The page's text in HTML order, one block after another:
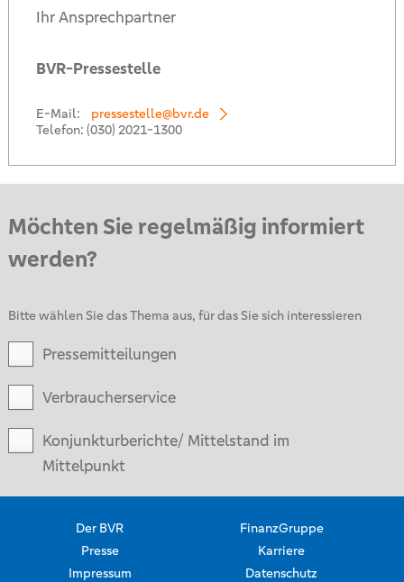
Ihr Ansprechpartner
BVR-Pressestelle
E-Mail:
pressestelle@bvr.de
Telefon: (030) 2021-1300
Möchten Sie regelmäßig informiert
werden?
Bitte wählen Sie das Thema aus, für das Sie sich interessieren
Pressemitteilungen
Verbraucherservice
Konjunkturberichte/ Mittelstand im
Mittelpunkt
Der BVR
FinanzGruppe
Presse
Karriere
Impressum
Datenschutz